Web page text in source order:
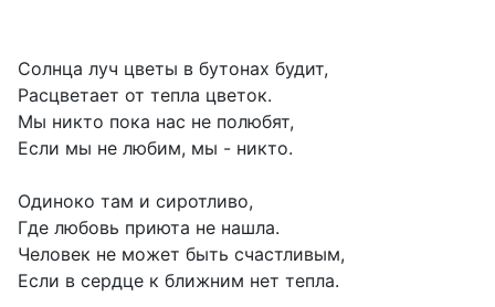
Солнца луч цветы в бутонах будит,
Расцветает от тепла цветок.
Мы никто пока нас не полюбят,
Если мы не любим, мы - никто.
Одиноко там и сиротливо,
Где любовь приюта не нашла.
Человек не может быть счастливым,
Если в сердце к ближним нет тепла.